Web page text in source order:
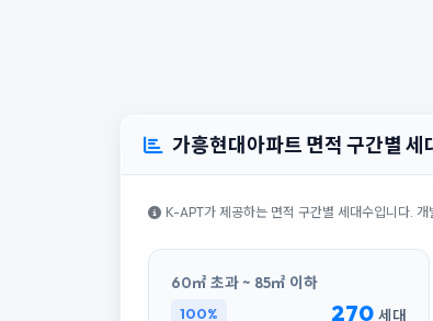
가흥현대아파트 면적 구간별 세
K-APT가 제공하는 면적 구간별 세대수입니다.
60㎡ 초과 ~ 85㎡ 이하
100% 270 세대